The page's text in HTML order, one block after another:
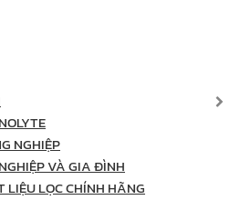
NGHIỆP
VÀ GIA ĐÌNH
LỌC CHÍNH HÃNG